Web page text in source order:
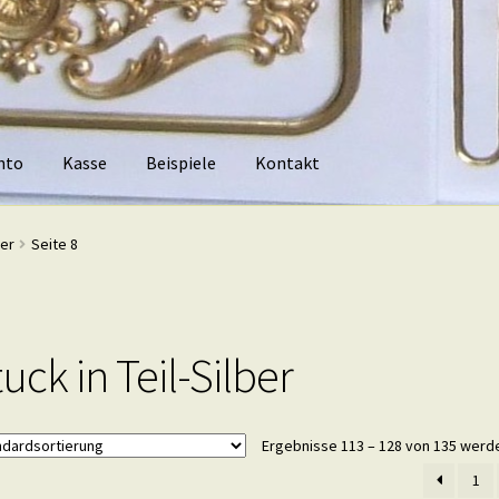
Kasse Beispiele Kontakt
Kontakt
Seite 8
in Teil-Silber
Ergebnisse 113 – 128 von 135
1